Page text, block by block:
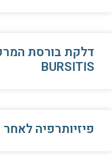
BURSITIS
פיזיותרפיה